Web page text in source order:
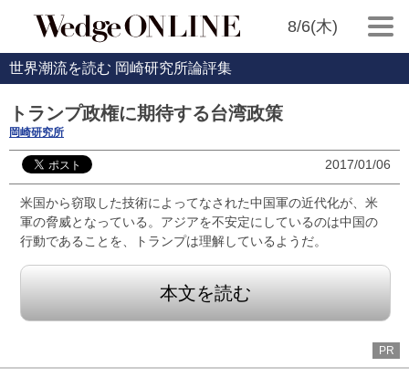
8/6(木)
世界潮流を読む 岡崎研究所論評集
トランプ政権に期待する台湾政策
岡崎研究所
2017/01/06
米国から窃取した技術によってなされた中国軍の近代化が、米
軍の脅威となっている。アジアを不安定にしているのは中国の
行動であることを、トランプは理解しているようだ。
本文を読む
PR